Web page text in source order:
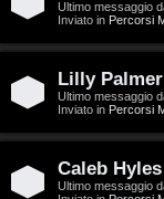
c
a
F
Ultimo messaggio
Inviato in Percorsi
Lilly
Ultimo messaggio
Inviato in Percorsi
Caleb
Ultimo messaggio
n
i
l
i
/